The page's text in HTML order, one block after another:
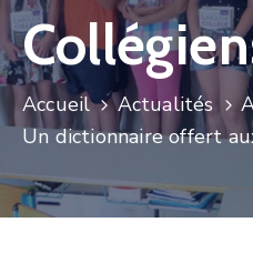
Mairie
Services
Vie
Locale
Enfance
Accueil Actualités
Un dictionnaire offert